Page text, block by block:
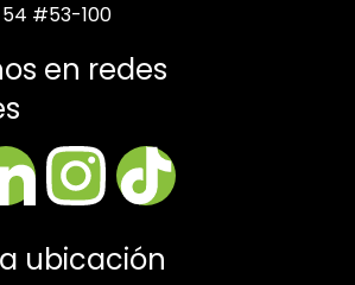
54 #53-100
en redes
ubicación